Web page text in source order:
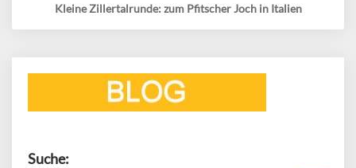
Kleine Zillertalrunde: zum Pfitscher Joch in Italien
Suche: